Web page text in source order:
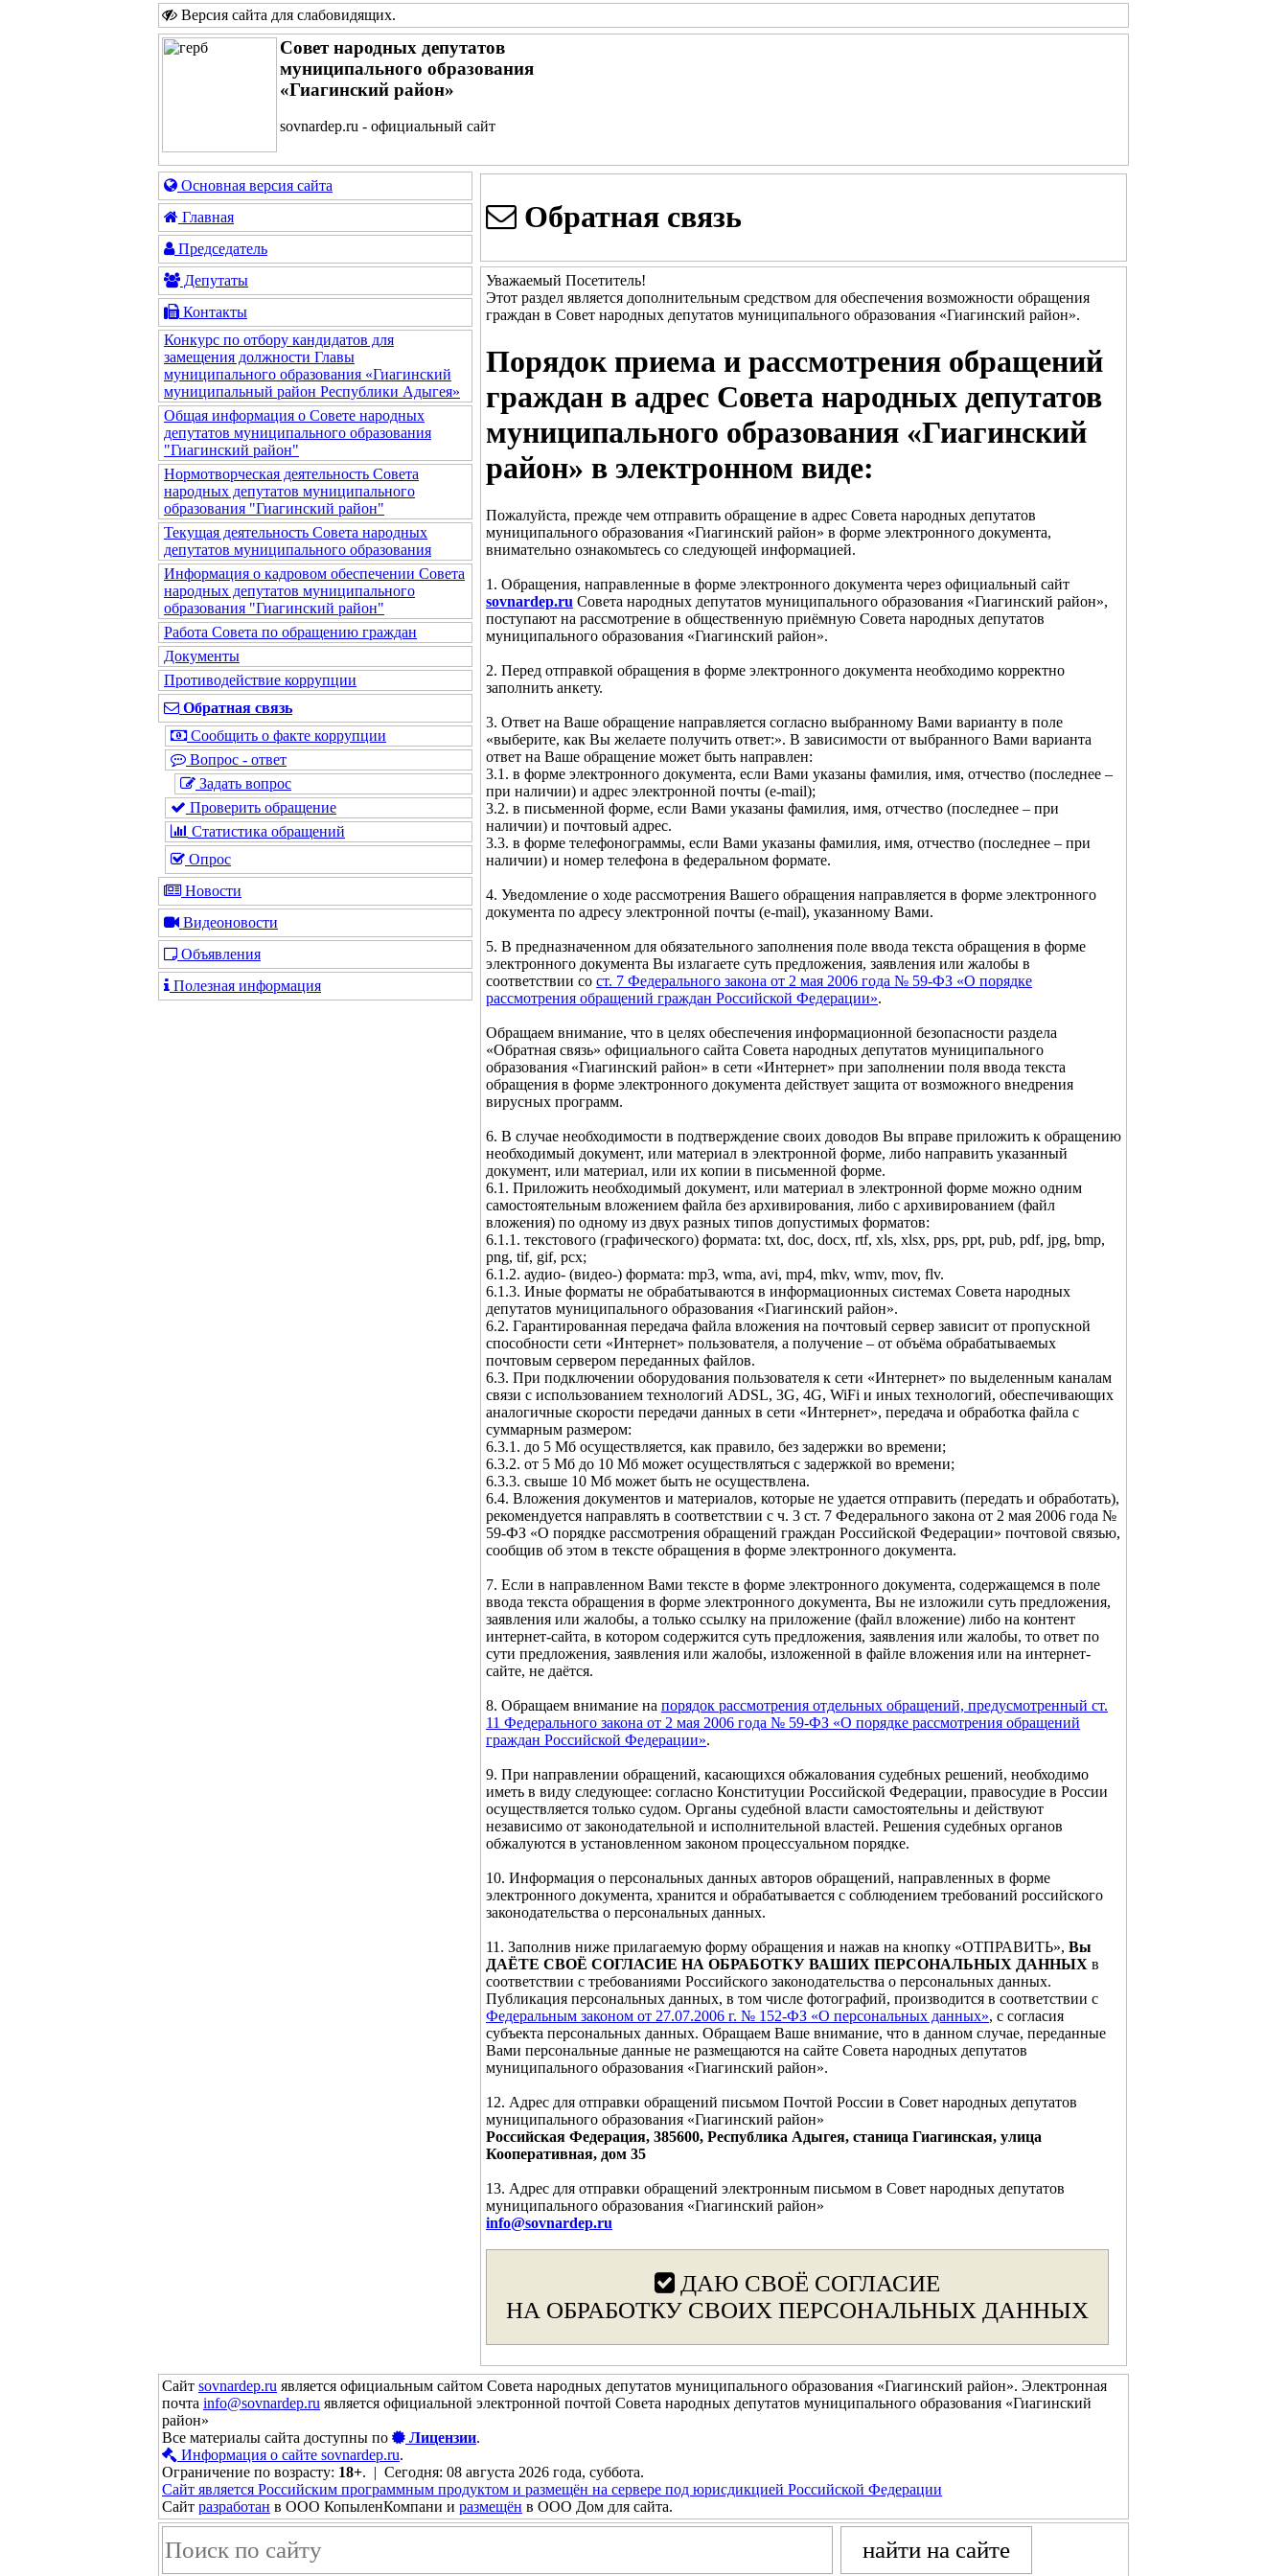
Версия сайта для слабовидящих.
Совет народных депутатов
муниципального образования
«Гиагинский район»
sovnardep.ru - официальный сайт
Основная версия сайта
Главная
Председатель
Депутаты
Контакты
Конкурс по отбору кандидатов для
замещения должности Главы
муниципального образования «Гиагинский
муниципальный район Республики Адыгея»
Общая информация о Совете народных
депутатов муниципального образования
"Гиагинский район"
Нормотворческая деятельность Совета
народных депутатов муниципального
образования "Гиагинский район"
Текущая деятельность Совета народных
депутатов муниципального образования
Информация о кадровом обеспечении Совета
народных депутатов муниципального
образования "Гиагинский район"
Работа Совета по обращению граждан
Документы
Противодействие коррупции
Обратная связь
Сообщить о факте коррупции
Вопрос - ответ
Задать вопрос
Проверить обращение
Статистика обращений
Опрос
Новости
Видеоновости
Объявления
Полезная информация
Обратная связь
Уважаемый Посетитель!
Этот раздел является дополнительным средством для обеспечения возможности обращения
граждан в Совет народных депутатов муниципального образования «Гиагинский район».
Порядок приема и рассмотрения обращений
граждан в адрес Совета народных депутатов
муниципального образования «Гиагинский
район» в электронном виде:
Пожалуйста, прежде чем отправить обращение в адрес Совета народных депутатов
муниципального образования «Гиагинский район» в форме электронного документа,
внимательно ознакомьтесь со следующей информацией.
1. Обращения, направленные в форме электронного документа через официальный сайт
sovnardep.ru Совета народных депутатов муниципального образования «Гиагинский район»,
поступают на рассмотрение в общественную приёмную Совета народных депутатов
муниципального образования «Гиагинский район».
2. Перед отправкой обращения в форме электронного документа необходимо корректно
заполнить анкету.
3. Ответ на Ваше обращение направляется согласно выбранному Вами варианту в поле
«выберите, как Вы желаете получить ответ:». В зависимости от выбранного Вами варианта
ответ на Ваше обращение может быть направлен:
3.1. в форме электронного документа, если Вами указаны фамилия, имя, отчество (последнее –
при наличии) и адрес электронной почты (e-mail);
3.2. в письменной форме, если Вами указаны фамилия, имя, отчество (последнее – при
наличии) и почтовый адрес.
3.3. в форме телефонограммы, если Вами указаны фамилия, имя, отчество (последнее – при
наличии) и номер телефона в федеральном формате.
4. Уведомление о ходе рассмотрения Вашего обращения направляется в форме электронного
документа по адресу электронной почты (e-mail), указанному Вами.
5. В предназначенном для обязательного заполнения поле ввода текста обращения в форме
электронного документа Вы излагаете суть предложения, заявления или жалобы в
соответствии со ст. 7 Федерального закона от 2 мая 2006 года № 59-ФЗ «О порядке
рассмотрения обращений граждан Российской Федерации».
Обращаем внимание, что в целях обеспечения информационной безопасности раздела
«Обратная связь» официального сайта Совета народных депутатов муниципального
образования «Гиагинский район» в сети «Интернет» при заполнении поля ввода текста
обращения в форме электронного документа действует защита от возможного внедрения
вирусных программ.
6. В случае необходимости в подтверждение своих доводов Вы вправе приложить к обращению
необходимый документ, или материал в электронной форме, либо направить указанный
документ, или материал, или их копии в письменной форме.
6.1. Приложить необходимый документ, или материал в электронной форме можно одним
самостоятельным вложением файла без архивирования, либо с архивированием (файл
вложения) по одному из двух разных типов допустимых форматов:
6.1.1. текстового (графического) формата: txt, doc, docx, rtf, xls, xlsx, pps, ppt, pub, pdf, jpg, bmp,
png, tif, gif, pcx;
6.1.2. аудио- (видео-) формата: mp3, wma, avi, mp4, mkv, wmv, mov, flv.
6.1.3. Иные форматы не обрабатываются в информационных системах Совета народных
депутатов муниципального образования «Гиагинский район».
6.2. Гарантированная передача файла вложения на почтовый сервер зависит от пропускной
способности сети «Интернет» пользователя, а получение – от объёма обрабатываемых
почтовым сервером переданных файлов.
6.3. При подключении оборудования пользователя к сети «Интернет» по выделенным каналам
связи с использованием технологий ADSL, 3G, 4G, WiFi и иных технологий, обеспечивающих
аналогичные скорости передачи данных в сети «Интернет», передача и обработка файла с
суммарным размером:
6.3.1. до 5 Мб осуществляется, как правило, без задержки во времени;
6.3.2. от 5 Мб до 10 Мб может осуществляться с задержкой во времени;
6.3.3. свыше 10 Мб может быть не осуществлена.
6.4. Вложения документов и материалов, которые не удается отправить (передать и обработать),
рекомендуется направлять в соответствии с ч. 3 ст. 7 Федерального закона от 2 мая 2006 года №
59-ФЗ «О порядке рассмотрения обращений граждан Российской Федерации» почтовой связью,
сообщив об этом в тексте обращения в форме электронного документа.
7. Если в направленном Вами тексте в форме электронного документа, содержащемся в поле
ввода текста обращения в форме электронного документа, Вы не изложили суть предложения,
заявления или жалобы, а только ссылку на приложение (файл вложение) либо на контент
интернет-сайта, в котором содержится суть предложения, заявления или жалобы, то ответ по
сути предложения, заявления или жалобы, изложенной в файле вложения или на интернет-
сайте, не даётся.
8. Обращаем внимание на порядок рассмотрения отдельных обращений, предусмотренный ст.
11 Федерального закона от 2 мая 2006 года № 59-ФЗ «О порядке рассмотрения обращений
граждан Российской Федерации».
9. При направлении обращений, касающихся обжалования судебных решений, необходимо
иметь в виду следующее: согласно Конституции Российской Федерации, правосудие в России
осуществляется только судом. Органы судебной власти самостоятельны и действуют
независимо от законодательной и исполнительной властей. Решения судебных органов
обжалуются в установленном законом процессуальном порядке.
10. Информация о персональных данных авторов обращений, направленных в форме
электронного документа, хранится и обрабатывается с соблюдением требований российского
законодательства о персональных данных.
11. Заполнив ниже прилагаемую форму обращения и нажав на кнопку «ОТПРАВИТЬ», Вы
ДАЁТЕ СВОЁ СОГЛАСИЕ НА ОБРАБОТКУ ВАШИХ ПЕРСОНАЛЬНЫХ ДАННЫХ в
соответствии с требованиями Российского законодательства о персональных данных.
Публикация персональных данных, в том числе фотографий, производится в соответствии с
Федеральным законом от 27.07.2006 г. № 152-ФЗ «О персональных данных», с согласия
субъекта персональных данных. Обращаем Ваше внимание, что в данном случае, переданные
Вами персональные данные не размещаются на сайте Совета народных депутатов
муниципального образования «Гиагинский район».
12. Адрес для отправки обращений письмом Почтой России в Совет народных депутатов
муниципального образования «Гиагинский район»
Российская Федерация, 385600, Республика Адыгея, станица Гиагинская, улица
Кооперативная, дом 35
13. Адрес для отправки обращений электронным письмом в Совет народных депутатов
муниципального образования «Гиагинский район»
info@sovnardep.ru
ДАЮ СВОЁ СОГЛАСИЕ
НА ОБРАБОТКУ СВОИХ ПЕРСОНАЛЬНЫХ ДАННЫХ
Сайт sovnardep.ru является официальным сайтом Совета народных депутатов муниципального образования «Гиагинский район». Электронная
почта info@sovnardep.ru является официальной электронной почтой Совета народных депутатов муниципального образования «Гиагинский
район»
Все материалы сайта доступны по
Лицензии.
Информация о сайте sovnardep.ru.
Ограничение по возрасту: 18+. | Сегодня: 08 августа 2026 года, суббота.
Сайт является Российским программным продуктом и размещён на сервере под юрисдикцией Российской Федерации
Сайт разработан в ООО КопыленКомпани и размещён в ООО Дом для сайта.